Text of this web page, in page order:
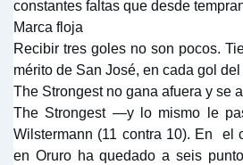
constantes faltas que desde
Marca floja
Recibir tres goles no son pocos.
mérito de San José, en cada gol
The Strongest no gana afuera y se
The Strongest —y lo mismo le
Wilstermann (11 contra 10). En el
en Oruro ha quedado a seis